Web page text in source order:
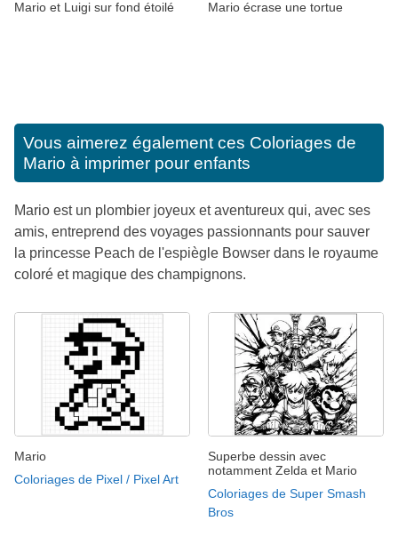
Mario et Luigi sur fond étoilé Mario écrase une tortue
Vous aimerez également ces Coloriages de
Mario à imprimer pour enfants
Mario est un plombier joyeux et aventureux qui, avec ses
amis, entreprend des voyages passionnants pour sauver
la princesse Peach de l'espiègle Bowser dans le royaume
coloré et magique des champignons.
Mario
Coloriages de Pixel / Pixel Art
Superbe dessin avec
notamment Zelda et Mario
Coloriages de Super Smash
Bros